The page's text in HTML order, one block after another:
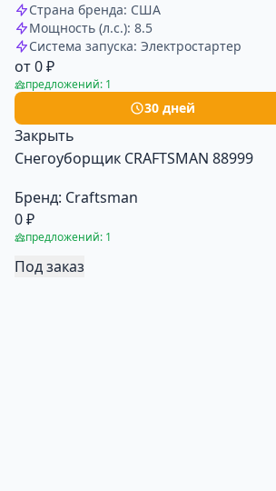
Страна бренда: США
Мощность (л.с.): 8.5
Система запуска: Электростартер
от 0 ₽
предложений: 1
30 дней
Закрыть
Снегоуборщик CRAFTSMAN 88999
Бренд: Craftsman
0 ₽
предложений: 1
Под заказ